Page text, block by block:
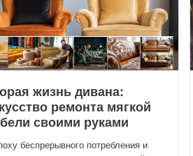
жизнь дивана:
ремонта мягкой
своими руками
беспрерывного потребления и